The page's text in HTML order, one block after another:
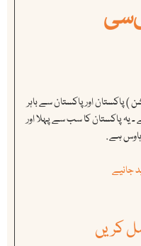
) پاکستان اور پاکستان سے باہر
یہ پاکستان کا سب سے پہلا اور
ہے .
جانیے
کریں